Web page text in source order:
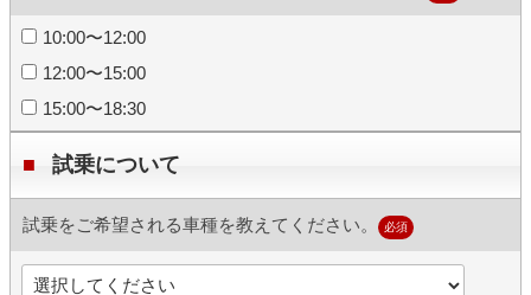
10:00〜12:00
12:00〜15:00
15:00〜18:30
試乗について
試乗をご希望される車種を教えてください。 必須